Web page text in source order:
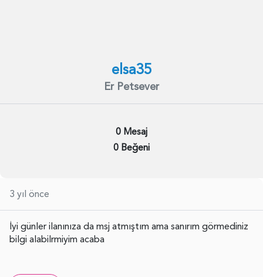
elsa35
Er Petsever
0 Mesaj
0 Beğeni
3 yıl önce
İyi günler ilanınıza da msj atmıştım ama sanırım görmediniz
bilgi alabilrmiyim acaba